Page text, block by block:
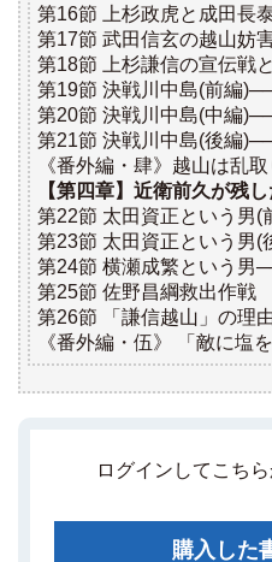
第16節 上杉政虎と成田長
第17節 武田信玄の越山妨
第18節 上杉謙信の宣伝戦
第19節 決戦川中島(前編
第20節 決戦川中島(中編
第21節 決戦川中島(後編
《番外編・肆》越山は乱
【第四章】近衛前久が残
第22節 太田資正という男
第23節 太田資正という男(
第24節 横瀬成繁という男
第25節 佐野昌綱救出作戦
第26節 「謙信越山」の理
《番外編・伍》 「敵に塩
ログインしてこち
購入した